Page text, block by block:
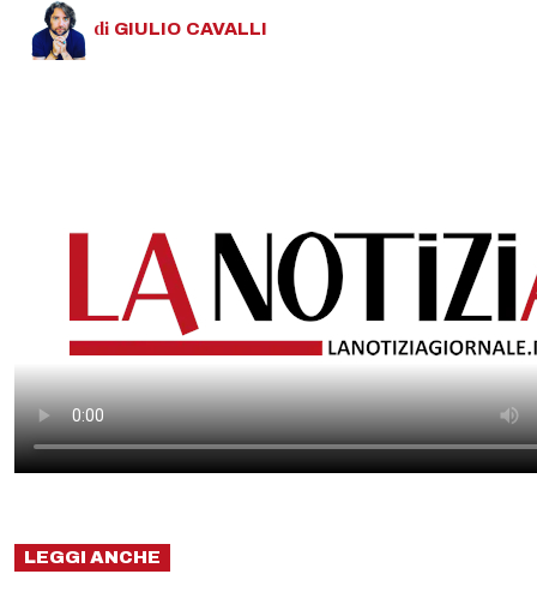
di GIULIO CAVALLI
LEGGI ANCHE